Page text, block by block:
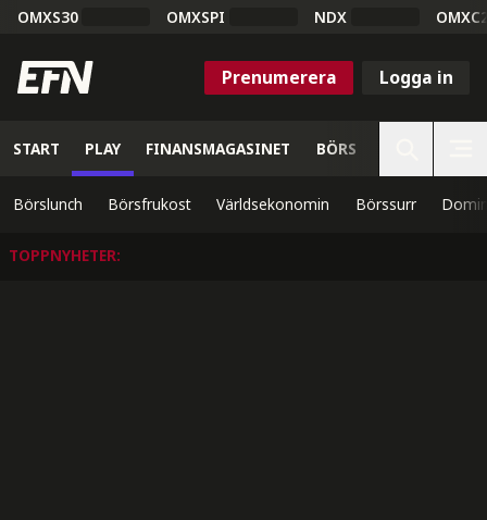
OMXS30 OMXSPI NDX
Prenumerera Logga in
START PLAY FINANSMAGASINET BÖRS
Börslunch Börsfrukost Världsekonomin Börssurr
TOPPNYHETER: